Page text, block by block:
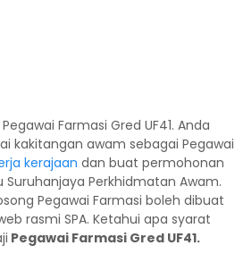
Farmasi Gred UF41. Anda
kakitangan awam sebagai Pegawai
kerajaan dan buat permohonan
Suruhanjaya Perkhidmatan Awam.
Pegawai Farmasi boleh dibuat
rasmi SPA. Ketahui apa syarat
Pegawai Farmasi Gred UF41.